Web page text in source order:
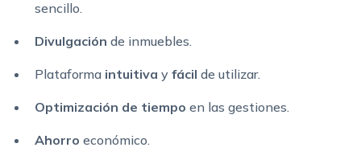
sencillo.
Divulgación de inmuebles.
Plataforma intuitiva y fácil de utilizar.
Optimización de tiempo en las gestiones.
Ahorro económico.